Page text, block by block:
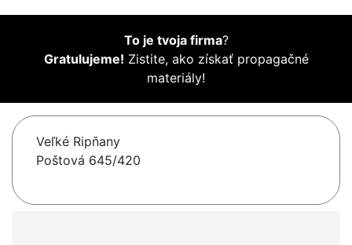
To je tvoja firma?
Gratulujeme! Zistite, ako získať propagačné
materiály!
Veľké Ripňany
Poštová 645/420